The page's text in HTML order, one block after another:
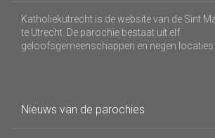
Katholiekutrecht is de website van de Sint
te Utrecht. De parochie bestaat uit elf
geloofsgemeenschappen en negen locaties
Nieuws van de parochies